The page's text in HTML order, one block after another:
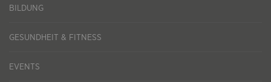
BILDUNG
GESUNDHEIT & FITNESS
EVENTS